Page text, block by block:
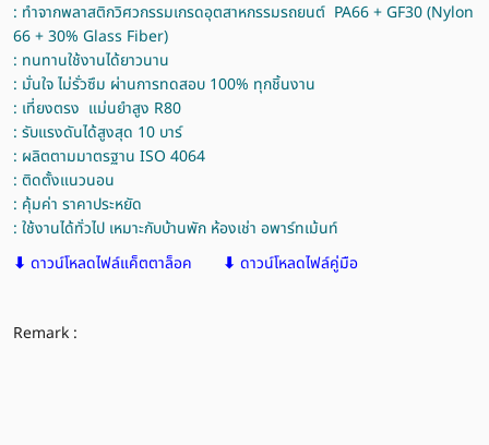
: ทำจากพลาสติกวิศวกรรมเกรดอุตสาหกรรมรถยนต์ PA66 + GF30 (Nylon
66 + 30% Glass Fiber)
: ทนทานใช้งานได้ยาวนาน
: มั่นใจ ไม่รั่วซึม ผ่านการทดสอบ 100% ทุกชิ้นงาน
: เที่ยงตรง แม่นยำสูง R80
: รับแรงดันได้สูงสุด 10 บาร์
: ผลิตตามมาตรฐาน ISO 4064
: ติดตั้งแนวนอน
: คุ้มค่า ราคาประหยัด
: ใช้งานได้ทั่วไป เหมาะกับบ้านพัก ห้องเช่า อพาร์ทเม้นท์
⬇ ดาวน์โหลดไฟล์แค็ตตาล็อค ⬇ ดาวน์โหลดไฟล์คู่มือ
Remark :